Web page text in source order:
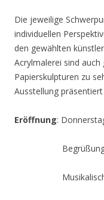
Die jeweilige
individuellen
den gewählten
Acrylmalerei sind
Papierskulpturen zu
Ausstellung
Eröffnung: